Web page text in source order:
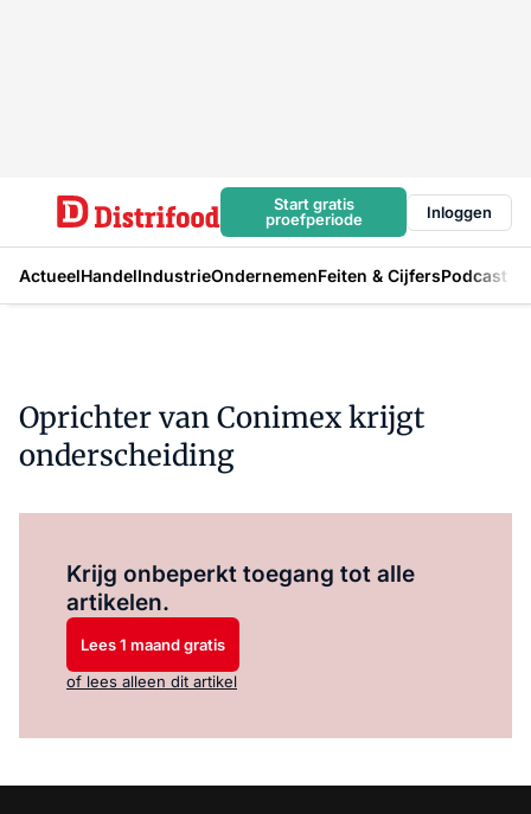
Start gratis
proefperiode
Inloggen
ActueelHandelIndustrieOndernemenFeiten & CijfersPodcast
Oprichter van Conimex krijgt
onderscheiding
Krijg onbeperkt toegang tot alle
artikelen.
Lees 1 maand gratis
of lees alleen dit artikel